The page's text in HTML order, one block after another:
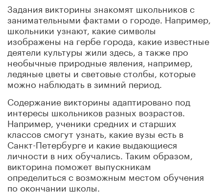
Задания викторины знакомят школьников с
занимательными фактами о городе. Например,
школьники узнают, какие символы
изображены на гербе города, какие известные
деятели культуры жили здесь, а также про
необычные природные явления, например,
ледяные цветы и световые столбы, которые
можно наблюдать в зимний период.
Содержание викторины адаптировано под
интересы школьников разных возрастов.
Например, ученики средних и старших
классов смогут узнать, какие вузы есть в
Санкт-Петербурге и какие выдающиеся
личности в них обучались. Таким образом,
викторина поможет выпускникам
определиться с возможным местом обучения
по окончании школы.